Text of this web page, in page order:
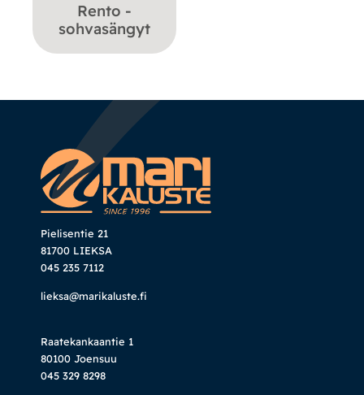
Rento -
sohvasängyt
Pielisentie 21
81700 LIEKSA
045 235 7112
lieksa@marikaluste.fi
Raatekankaantie 1
80100 Joensuu
045 329 8298